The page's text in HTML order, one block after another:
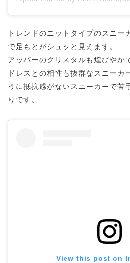
トレンドのニットタイプのスニー
で足もとがシュッと見えます。
アッパーのクリスタルも煌びやか
ドレスとの相性も抜群なスニーカ
うに抵抗感がないスニーカーで苦
りです。
View this post on